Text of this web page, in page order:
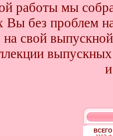
работы мы
Вы без проблем
на свой